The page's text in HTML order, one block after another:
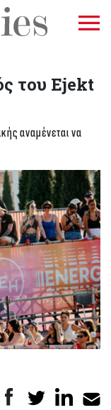
του Ejekt
αναμένεται να